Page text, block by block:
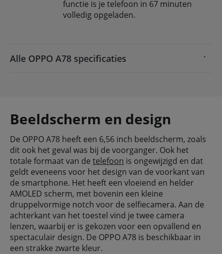
functie is je telefoon in 67 minuten
volledig opgeladen.
Alle OPPO A78 specificaties
Beeldscherm en design
De OPPO A78 heeft een 6,56 inch beeldscherm, zoals
dit ook het geval was bij de voorganger. Ook het
totale formaat van de telefoon is ongewijzigd en dat
geldt eveneens voor het design van de voorkant van
de smartphone. Het heeft een vloeiend en helder
AMOLED scherm, met bovenin een kleine
druppelvormige notch voor de selfiecamera. Aan de
achterkant van het toestel vind je twee camera
lenzen, waarbij er is gekozen voor een opvallend en
spectaculair design. De OPPO A78 is beschikbaar in
een strakke zwarte kleur.